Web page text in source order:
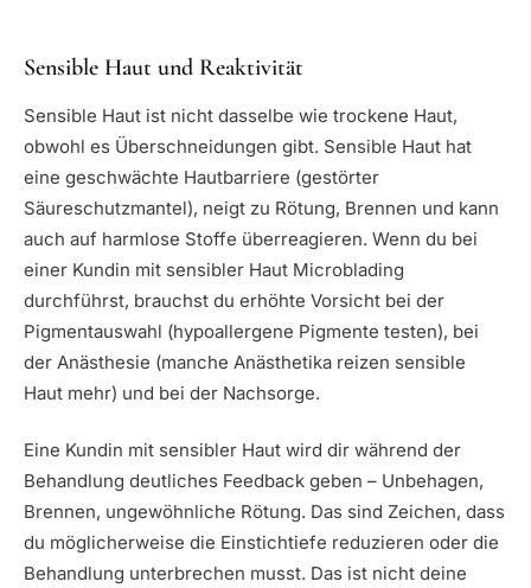
Sensible Haut und Reaktivität
Sensible Haut ist nicht dasselbe wie trockene Haut,
obwohl es Überschneidungen gibt. Sensible Haut hat
eine geschwächte Hautbarriere (gestörter
Säureschutzmantel), neigt zu Rötung, Brennen und kann
auch auf harmlose Stoffe überreagieren. Wenn du bei
einer Kundin mit sensibler Haut Microblading
durchführst, brauchst du erhöhte Vorsicht bei der
Pigmentauswahl (hypoallergene Pigmente testen), bei
der Anästhesie (manche Anästhetika reizen sensible
Haut mehr) und bei der Nachsorge.
Eine Kundin mit sensibler Haut wird dir während der
Behandlung deutliches Feedback geben – Unbehagen,
Brennen, ungewöhnliche Rötung. Das sind Zeichen, dass
du möglicherweise die Einstichtiefe reduzieren oder die
Behandlung unterbrechen musst. Das ist nicht deine